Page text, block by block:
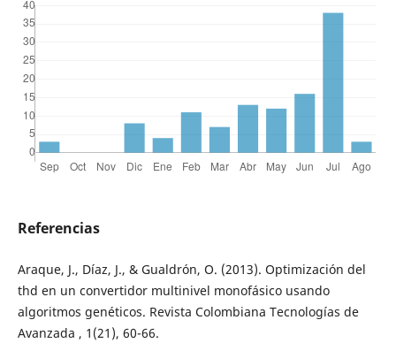
Referencias
Araque, J., Díaz, J., & Gualdrón, O. (2013). Optimización del
thd en un convertidor multinivel monofásico usando
algoritmos genéticos. Revista Colombiana Tecnologías de
Avanzada , 1(21), 60-66.